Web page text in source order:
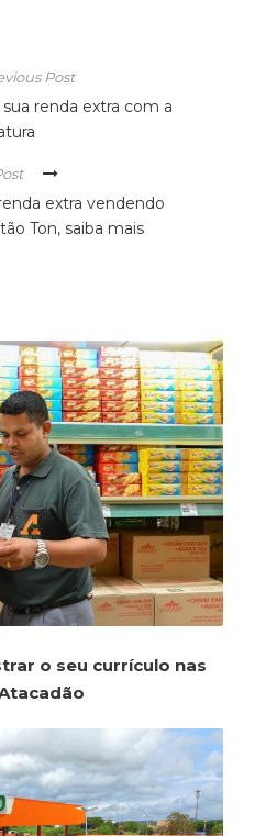
Post
renda extra com a
extra vendendo
Ton, saiba mais
o seu currículo nas